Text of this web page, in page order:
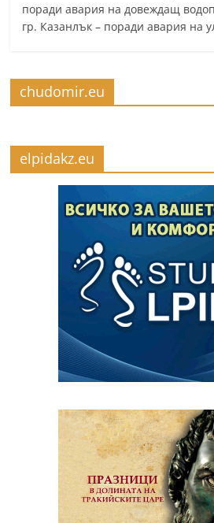
поради авария на довеждащ
гр. Казанлък – поради авария на
chudomir.eu
elpidakz.eu